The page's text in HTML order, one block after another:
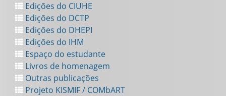
Edições do CIUHE
Edições do DCTP
Edições do DHEPI
Edições do IHM
Espaço do estudante
Livros de homenagem
Outras publicações
Projeto KISMIF / COMbART